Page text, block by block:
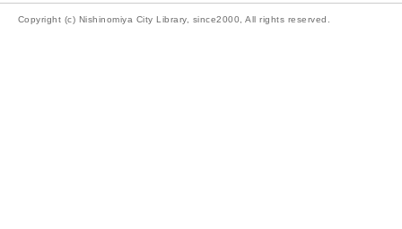
Copyright (c) Nishinomiya City Library, since2000, All rights reserved.